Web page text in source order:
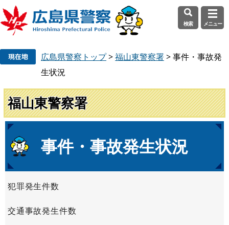
先
頭
で
す
を
飛
ば
し
文
検索 メニュー
広島県警察トップ>福山東警察署>事件・事故発
生状況
福山東警察署
文
事件・事故発生状況
犯罪発生件数
交通事故発生件数